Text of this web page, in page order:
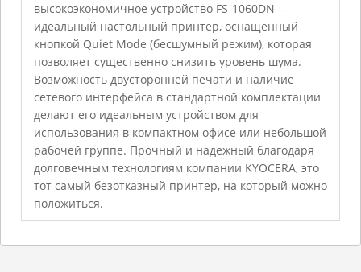
высокоэкономичное устройство FS-1060DN –
идеальный настольный принтер, оснащенный
кнопкой Quiet Mode (бесшумный режим), которая
позволяет существенно снизить уровень шума.
Возможность двусторонней печати и наличие
сетевого интерфейса в стандартной комплектации
делают его идеальным устройством для
использования в компактном офисе или небольшой
рабочей группе. Прочный и надежный благодаря
долговечным технологиям компании KYOCERA, это
тот самый безотказный принтер, на который можно
положиться.